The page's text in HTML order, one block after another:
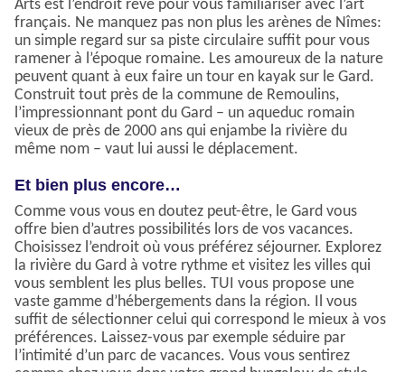
Arts est l’endroit rêvé pour vous familiariser avec l’art
français. Ne manquez pas non plus les arènes de Nîmes:
un simple regard sur sa piste circulaire suffit pour vous
ramener à l’époque romaine. Les amoureux de la nature
peuvent quant à eux faire un tour en kayak sur le Gard.
Construit tout près de la commune de Remoulins,
l’impressionnant pont du Gard – un aqueduc romain
vieux de près de 2000 ans qui enjambe la rivière du
même nom – vaut lui aussi le déplacement.
Et bien plus encore…
Comme vous vous en doutez peut-être, le Gard vous
offre bien d’autres possibilités lors de vos vacances.
Choisissez l’endroit où vous préférez séjourner. Explorez
la rivière du Gard à votre rythme et visitez les villes qui
vous semblent les plus belles. TUI vous propose une
vaste gamme d’hébergements dans la région. Il vous
suffit de sélectionner celui qui correspond le mieux à vos
préférences. Laissez-vous par exemple séduire par
l’intimité d’un parc de vacances. Vous vous sentirez